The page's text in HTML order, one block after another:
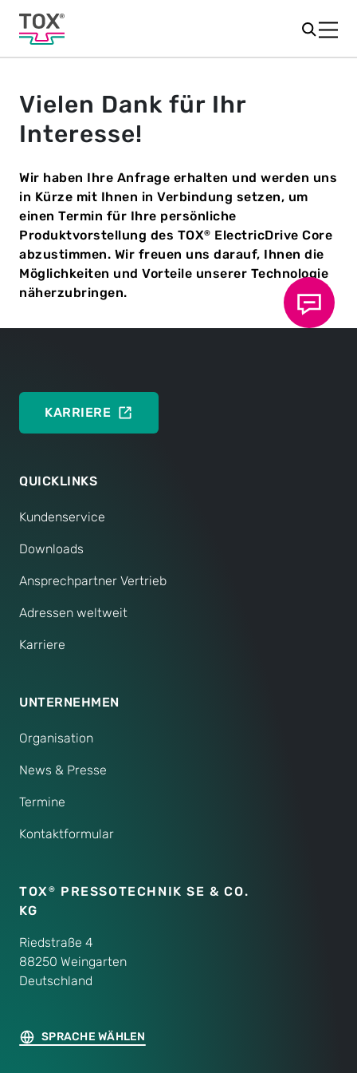
Vielen Dank für Ihr
Interesse!
Wir haben Ihre Anfrage erhalten und werden uns
in Kürze mit Ihnen in Verbindung setzen, um
einen Termin für Ihre persönliche
Produktvorstellung des TOX® ElectricDrive Core
abzustimmen. Wir freuen uns darauf, Ihnen die
Möglichkeiten und Vorteile unserer Technologie
näherzubringen.
QUICKLINKS
Kundenservice
Downloads
Ansprechpartner Vertrieb
Adressen weltweit
Karriere
UNTERNEHMEN
Organisation
News & Presse
Termine
Kontaktformular
SPRACHE WÄHLEN
KARRIERE
TOX®
PRESSOTECHNIK SE & CO.
KG
Riedstraße 4
88250 Weingarten
Deutschland